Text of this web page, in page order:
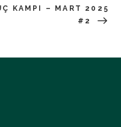
KAMPI – MART 2025
#2